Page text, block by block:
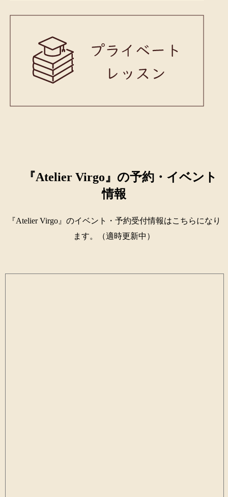
『Atelier Virgo』の予約・イベント
情報
『Atelier Virgo』のイベント・予約受付情報はこちらになり
ます。（適時更新中）